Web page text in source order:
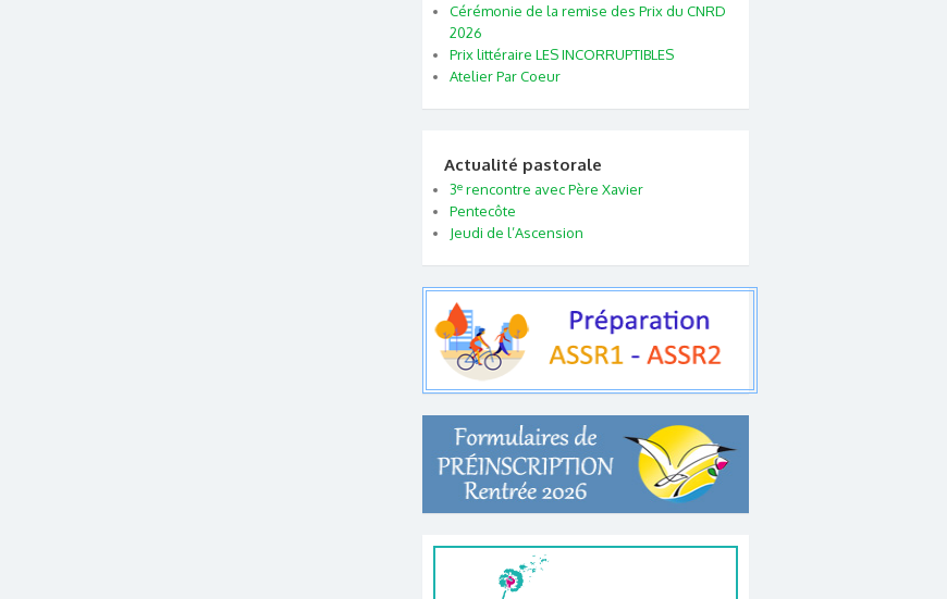
Cérémonie de la remise des Prix du CNRD
2026
Prix littéraire LES INCORRUPTIBLES
Atelier Par Coeur
Actualité pastorale
3e rencontre avec Père Xavier
Pentecôte
Jeudi de l’Ascension